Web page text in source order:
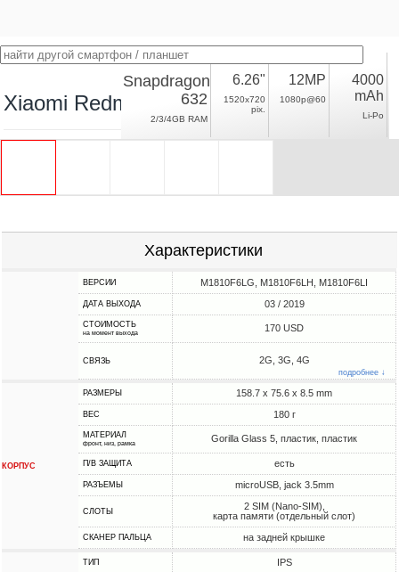
Xiaomi Redmi 7
Snapdragon
632
2/3/4GB RAM
6.26"
1520x720
pix.
12MP
1080p@60
4000
mAh
Li-Po
Характеристики
ВЕРСИИ M1810F6LG, M1810F6LH, M1810F6LI
ДАТА ВЫХОДА 03 / 2019
СТОИМОСТЬ
на момент выхода 170 USD
СВЯЗЬ 2G, 3G, 4G
подробнее ↓
КОРПУС
РАЗМЕРЫ 158.7 x 75.6 x 8.5 mm
ВЕС 180 г
МАТЕРИАЛ
фронт, низ, рамка Gorilla Glass 5, пластик, пластик
П/В ЗАЩИТА есть
РАЗЪЕМЫ microUSB, jack 3.5mm
СЛОТЫ
2 SIM (Nano-SIM),
карта памяти (отдельный слот)
СКАНЕР ПАЛЬЦА на задней крышке
ТИП IPS